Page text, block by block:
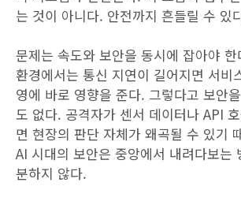
는 것이 아니다. 안전까지 흔들릴 수 있
문제는 속도와 보안을 동시에 잡아야
환경에서는 통신 지연이 길어지면 서비
영에 바로 영향을 준다. 그렇다고 보안
도 없다. 공격자가 센서 데이터나 API
면 현장의 판단 자체가 왜곡될 수 있기
AI 시대의 보안은 중앙에서 내려다보는
분하지 않다.